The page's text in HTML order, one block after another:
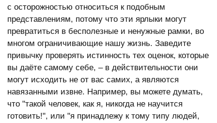
с осторожностью относиться к подобным
представлениям, потому что эти ярлыки могут
превратиться в бесполезные и ненужные рамки, во
многом ограничивающие нашу жизнь. Заведите
привычку проверять истинность тех оценок, которые
вы даёте самому себе, – в действительности они
могут исходить не от вас самих, а являются
навязанными извне. Например, вы можете думать,
что "такой человек, как я, никогда не научится
готовить!", или "я принадлежу к тому типу людей,